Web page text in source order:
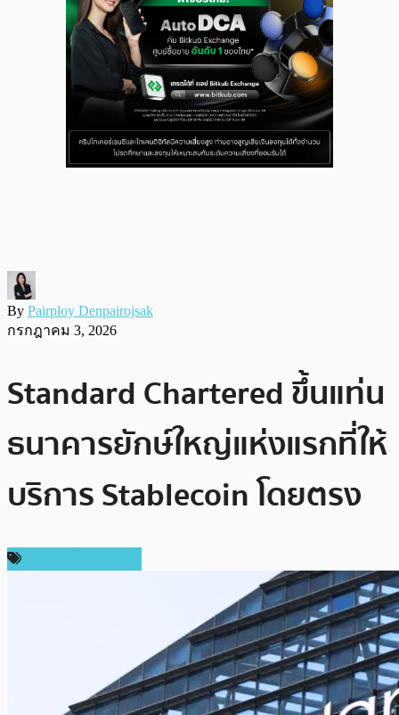
By Pairploy Denpairojsak
กรกฎาคม 3, 2026
Standard Chartered ขึ้นแท่น
ธนาคารยักษ์ใหญ่แห่งแรกที่ให้
บริการ Stablecoin โดยตรง